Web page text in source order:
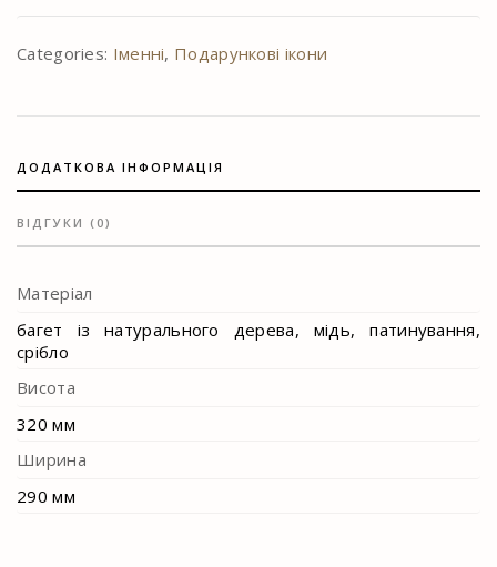
Categories: Іменні, Подарункові ікони
ДОДАТКОВА ІНФОРМАЦІЯ
ВІДГУКИ (0)
Матеріал
багет із натурального дерева, мідь, патинування,
срібло
Висота
320 мм
Ширина
290 мм